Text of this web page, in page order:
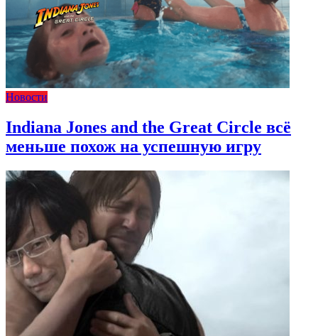
Новости
Indiana Jones and the Great Circle всё
меньше похож на успешную игру